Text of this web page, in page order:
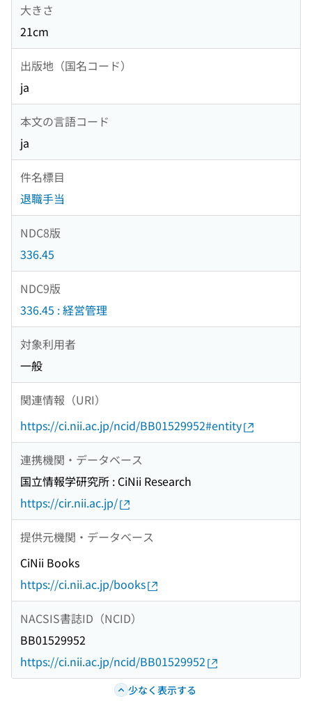
大きさ
21cm
出版地（国名コード）
ja
本文の言語コード
ja
件名標目
退職手当
NDC8版
336.45
NDC9版
336.45 : 経営管理
対象利用者
一般
関連情報（URI）
https://ci.nii.ac.jp/ncid/BB01529952#entity
連携機関・データベース
国立情報学研究所 : CiNii Research
https://cir.nii.ac.jp/
提供元機関・データベース
CiNii Books
https://ci.nii.ac.jp/books
NACSIS書誌ID（NCID）
BB01529952
https://ci.nii.ac.jp/ncid/BB01529952
少なく表示する